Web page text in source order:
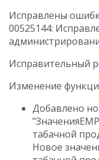
Исправлены
00525144:
Исправительный
Изменение
Добавлено
табачной
Новое